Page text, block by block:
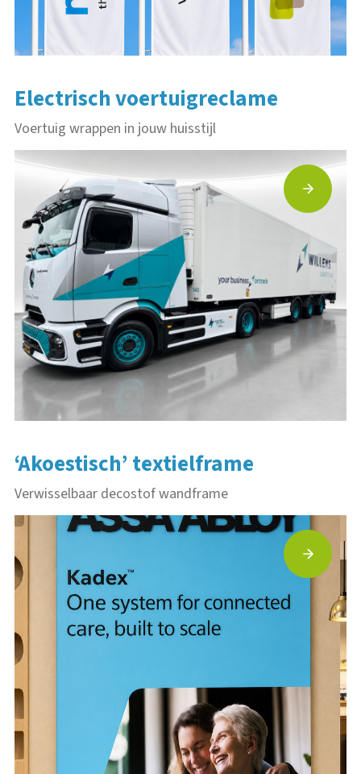
Xlife baniervlag
Bekijk project
Electrisch voertuigreclame
Voertuig wrappen in jouw huisstijl
Electrisch voertuigreclame
Bekijk project
‘Akoestisch’ textielframe
Verwisselbaar decostof wandframe